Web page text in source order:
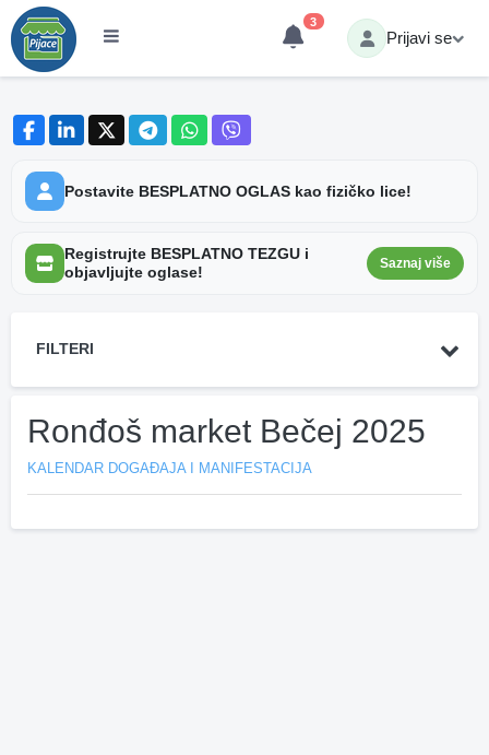
3
Prijavi se
Postavite BESPLATNO OGLAS kao fizičko lice!
Registrujte BESPLATNO TEZGU i
objavljujte oglase!
Saznaj više
FILTERI
Ronđoš market Bečej 2025
KALENDAR DOGAĐAJA I MANIFESTACIJA